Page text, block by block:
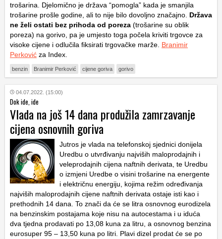
trošarina. Djelomično je država “pomogla” kada je smanjila
trošarine prošle godine, ali to nije bilo dovoljno značajno. Država
ne želi ostati bez prihoda od poreza (trošarine su oblik
poreza) na gorivo, pa je umjesto toga počela kriviti trgovce za
visoke cijene i odlučila fiksirati trgovačke marže. Branimir
Perković za Index.
benzin Branimir Perković cijene goriva gorivo
04.07.2022. (15:00)
Dok ide, ide
Vlada na još 14 dana produžila zamrzavanje
cijena osnovnih goriva
Jutros je vlada na telefonskoj sjednici donijela
Uredbu o utvrđivanju najviših maloprodajnih i
veleprodajnih cijena naftnih derivata, te Uredbu
o izmjeni Uredbe o visini trošarine na energente
i električnu energiju, kojima režim određivanja
najviših maloprodajnih cijene naftnih derivata ostaje isti kao i
prethodnih 14 dana. To znači da će se litra osnovnog eurodizela
na benzinskim postajama koje nisu na autocestama i u iduća
dva tjedna prodavati po 13,08 kuna za litru, a osnovnog benzina
eurosuper 95 – 13,50 kuna po litri. Plavi dizel prodat će se po